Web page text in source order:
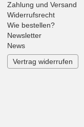
Zahlung und Versand
Widerrufsrecht
Wie bestellen?
Newsletter
News
Vertrag widerrufen